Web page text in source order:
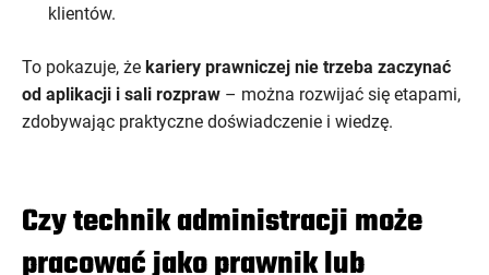
klientów.
To pokazuje, że kariery prawniczej nie trzeba zaczynać
od aplikacji i sali rozpraw – można rozwijać się etapami,
zdobywając praktyczne doświadczenie i wiedzę.
Czy technik administracji może
pracować jako prawnik lub